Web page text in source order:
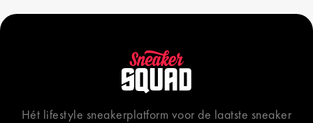
Hét lifestyle sneakerplatform voor de laatste sneaker